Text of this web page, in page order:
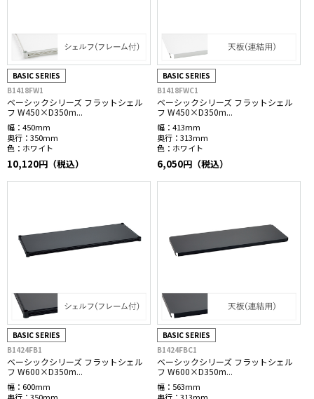
BASIC SERIES
B1418FW1
ベーシックシリーズ フラットシェル
フ W450×D350m...
幅： 450mm
奥行： 350mm
色： ホワイト
10,120円（税込）
BASIC SERIES
B1418FWC1
ベーシックシリーズ フラットシェル
フ W450×D350m...
幅： 413mm
奥行： 313mm
色： ホワイト
6,050円（税込）
BASIC SERIES
B1424FB1
ベーシックシリーズ フラットシェル
フ W600×D350m...
幅： 600mm
BASIC SERIES
B1424FBC1
ベーシックシリーズ フラットシェル
フ W600×D350m...
幅： 563mm